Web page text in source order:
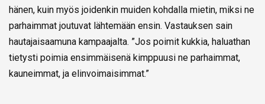
hänen, kuin myös joidenkin muiden kohdalla mietin, miksi ne
parhaimmat joutuvat lähtemään ensin. Vastauksen sain
hautajaisaamuna kampaajalta. ”Jos poimit kukkia, haluathan
tietysti poimia ensimmäisenä kimppuusi ne parhaimmat,
kauneimmat, ja elinvoimaisimmat.”